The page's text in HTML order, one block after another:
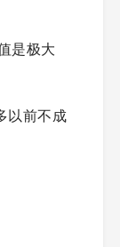
是极大
以前不成